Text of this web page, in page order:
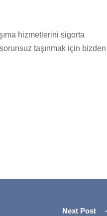
hizmetlerini sigorta
taşınmak için bizden
Next Post